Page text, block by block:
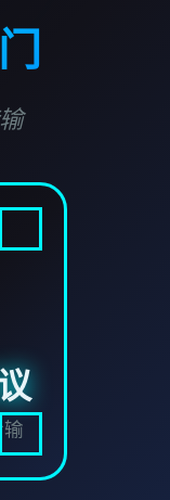
输